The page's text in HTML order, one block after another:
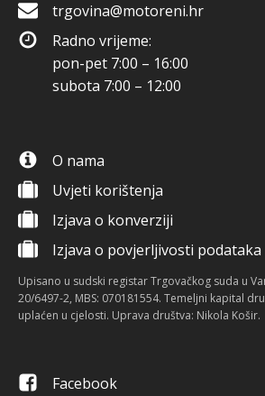
trgovina@motoreni.hr
Radno vrijeme:
pon-pet 7:00 – 16:00
subota 7:00 – 12:00
O nama
Uvjeti korištenja
Izjava o konverziji
Izjava o povjerljivosti podataka
Upisano u sudski registar Trgovačkog suda u
20/6497-2, MBS: 070181554. Temeljni kapital
uplaćen u cjelosti. Uprava društva: Nikola Košir.
Facebook